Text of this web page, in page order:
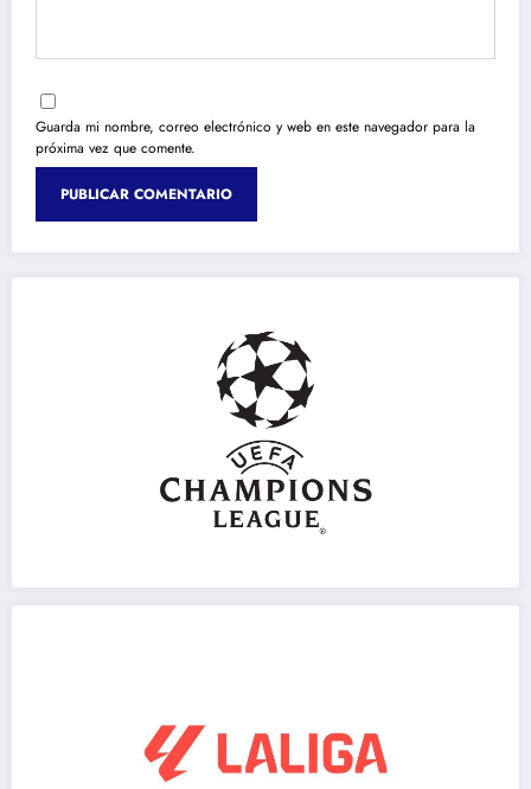
Guarda mi nombre, correo electrónico y web en este navegador para la
próxima vez que comente.